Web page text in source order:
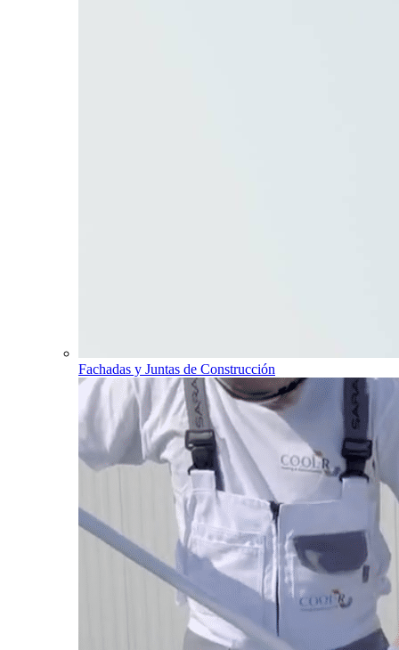
Fachadas y Juntas de Construcción